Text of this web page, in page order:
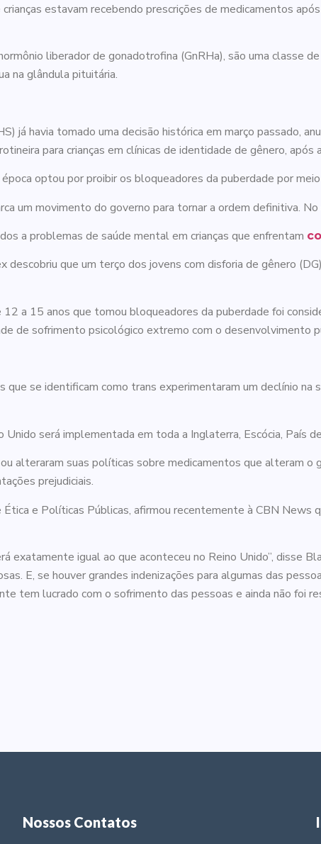
estavam recebendo prescrições de medicamentos
liberador de gonadotrofina (GnRHa), são uma classe
na glândula pituitária.
já havia tomado uma decisão histórica em março passado,
para crianças em clínicas de identidade de gênero, após
optou por proibir os bloqueadores da puberdade por
um movimento do governo para tornar a ordem definitiva.
a problemas de saúde mental em crianças que enfrentam
que um terço dos jovens com disforia de gênero
a 15 anos que tomou bloqueadores da puberdade foi
de sofrimento psicológico extremo com o desenvolvimento
se identificam como trans experimentaram um declínio na
será implementada em toda a Inglaterra, Escócia, País
alteraram suas políticas sobre medicamentos que alteram o
prejudiciais.
e Políticas Públicas, afirmou recentemente à CBN News
exatamente igual ao que aconteceu no Reino Unido”, disse
E, se houver grandes indenizações para algumas das
tem lucrado com o sofrimento das pessoas e ainda não foi
Nossos Contatos